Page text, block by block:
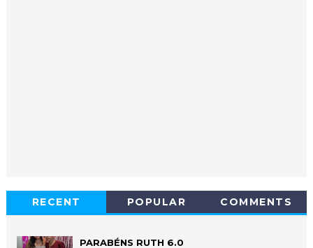
RECENT POPULAR COMMENTS
PARABÉNS RUTH 6.0